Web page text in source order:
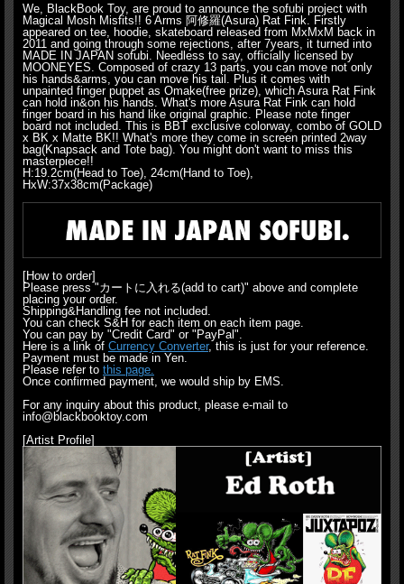
We, BlackBook Toy, are proud to announce the sofubi project with
Magical Mosh Misfits!! 6 Arms 阿修羅(Asura) Rat Fink. Firstly
appeared on tee, hoodie, skateboard released from MxMxM back in
2011 and going through some rejections, after 7years, it turned into
MADE IN JAPAN sofubi. Needless to say, officially licensed by
MOONEYES. Composed of crazy 13 parts, you can move not only
his hands&arms, you can move his tail. Plus it comes with
unpainted finger puppet as Omake(free prize), which Asura Rat Fink
can hold in&on his hands. What's more Asura Rat Fink can hold
finger board in his hand like original graphic. Please note finger
board not included. This is BBT exclusive colorway, combo of GOLD
x BK x Matte BK!! What's more they come in screen printed 2way
bag(Knapsack and Tote bag). You might don't want to miss this
masterpiece!!
H:19.2cm(Head to Toe), 24cm(Hand to Toe),
HxW:37x38cm(Package)
[How to order]
Please press "カートに入れる(add to cart)" above and complete
placing your order.
Shipping&Handling fee not included.
You can check S&H for each item on each item page.
You can pay by "Credit Card" or "PayPal".
Here is a link of Currency Converter, this is just for your reference.
Payment must be made in Yen.
Please refer to this page.
Once confirmed payment, we would ship by EMS.
For any inquiry about this product, please e-mail to
info@blackbooktoy.com
[Artist Profile]